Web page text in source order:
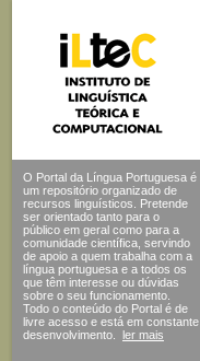
O Portal da Língua Portuguesa é
um repositório organizado de
recursos linguísticos. Pretende
ser orientado tanto para o
público em geral como para a
comunidade científica, servindo
de apoio a quem trabalha com a
língua portuguesa e a todos os
que têm interesse ou dúvidas
sobre o seu funcionamento.
Todo o conteúdo do Portal é de
livre acesso e está em constante
desenvolvimento.
ler mais